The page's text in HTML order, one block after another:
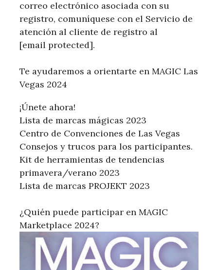
correo electrónico asociada con su
registro, comuníquese con el Servicio de
atención al cliente de registro al
[email protected].
Te ayudaremos a orientarte en MAGIC Las
Vegas 2024
¡Únete ahora!
Lista de marcas mágicas 2023
Centro de Convenciones de Las Vegas
Consejos y trucos para los participantes.
Kit de herramientas de tendencias
primavera/verano 2023
Lista de marcas PROJEKT 2023
¿Quién puede participar en MAGIC
Marketplace 2024?